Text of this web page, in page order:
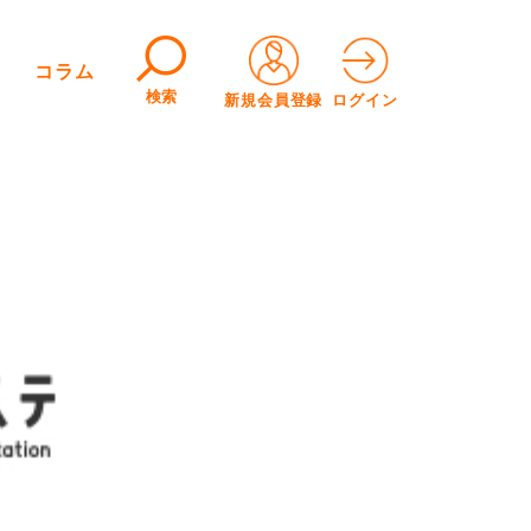
コラム
検索 新規会員登録 ログイン